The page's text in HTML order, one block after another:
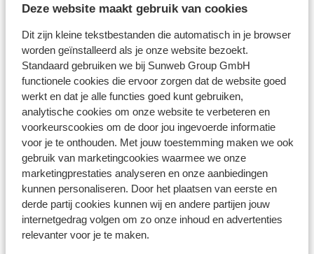
Deze website maakt gebruik van cookies
Dit zijn kleine tekstbestanden die automatisch in je browser
worden geïnstalleerd als je onze website bezoekt.
Standaard gebruiken we bij Sunweb Group GmbH
functionele cookies die ervoor zorgen dat de website goed
werkt en dat je alle functies goed kunt gebruiken,
analytische cookies om onze website te verbeteren en
voorkeurscookies om de door jou ingevoerde informatie
voor je te onthouden. Met jouw toestemming maken we ook
gebruik van marketingcookies waarmee we onze
marketingprestaties analyseren en onze aanbiedingen
kunnen personaliseren. Door het plaatsen van eerste en
derde partij cookies kunnen wij en andere partijen jouw
internetgedrag volgen om zo onze inhoud en advertenties
relevanter voor je te maken.
Valuta:
De officiële munteenheid van Spanje is de euro. Pinnen
in Spanje en op de Canarische Eilanden is geen
probleem. Vrijwel overal zijn betaalautomaten waar je
kunt pinnen. Ook betalen met credit card is op vele
plaatsen mogelijk.
Voltage:
Het voltage is net als in Nederland 220 volt. Het
stopcontact is soms wel anders van vorm. In dat geval
kun je een tussenstekker in de supermarkt kopen.
Reisdocumenten:
Je dient in het bezit te zijn van een geldig paspoort of